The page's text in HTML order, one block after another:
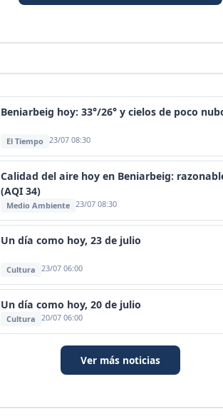
Beniarbeig hoy: 33°/26° y cielos de poco
El Tiempo 23/07 08:30
Calidad del aire hoy en Beniarbeig:
(AQI 34)
Medio Ambiente 23/07 08:30
Un día como hoy, 23 de julio
Cultura 23/07 06:00
Un día como hoy, 20 de julio
Cultura 20/07 06:00
Ver más noticias